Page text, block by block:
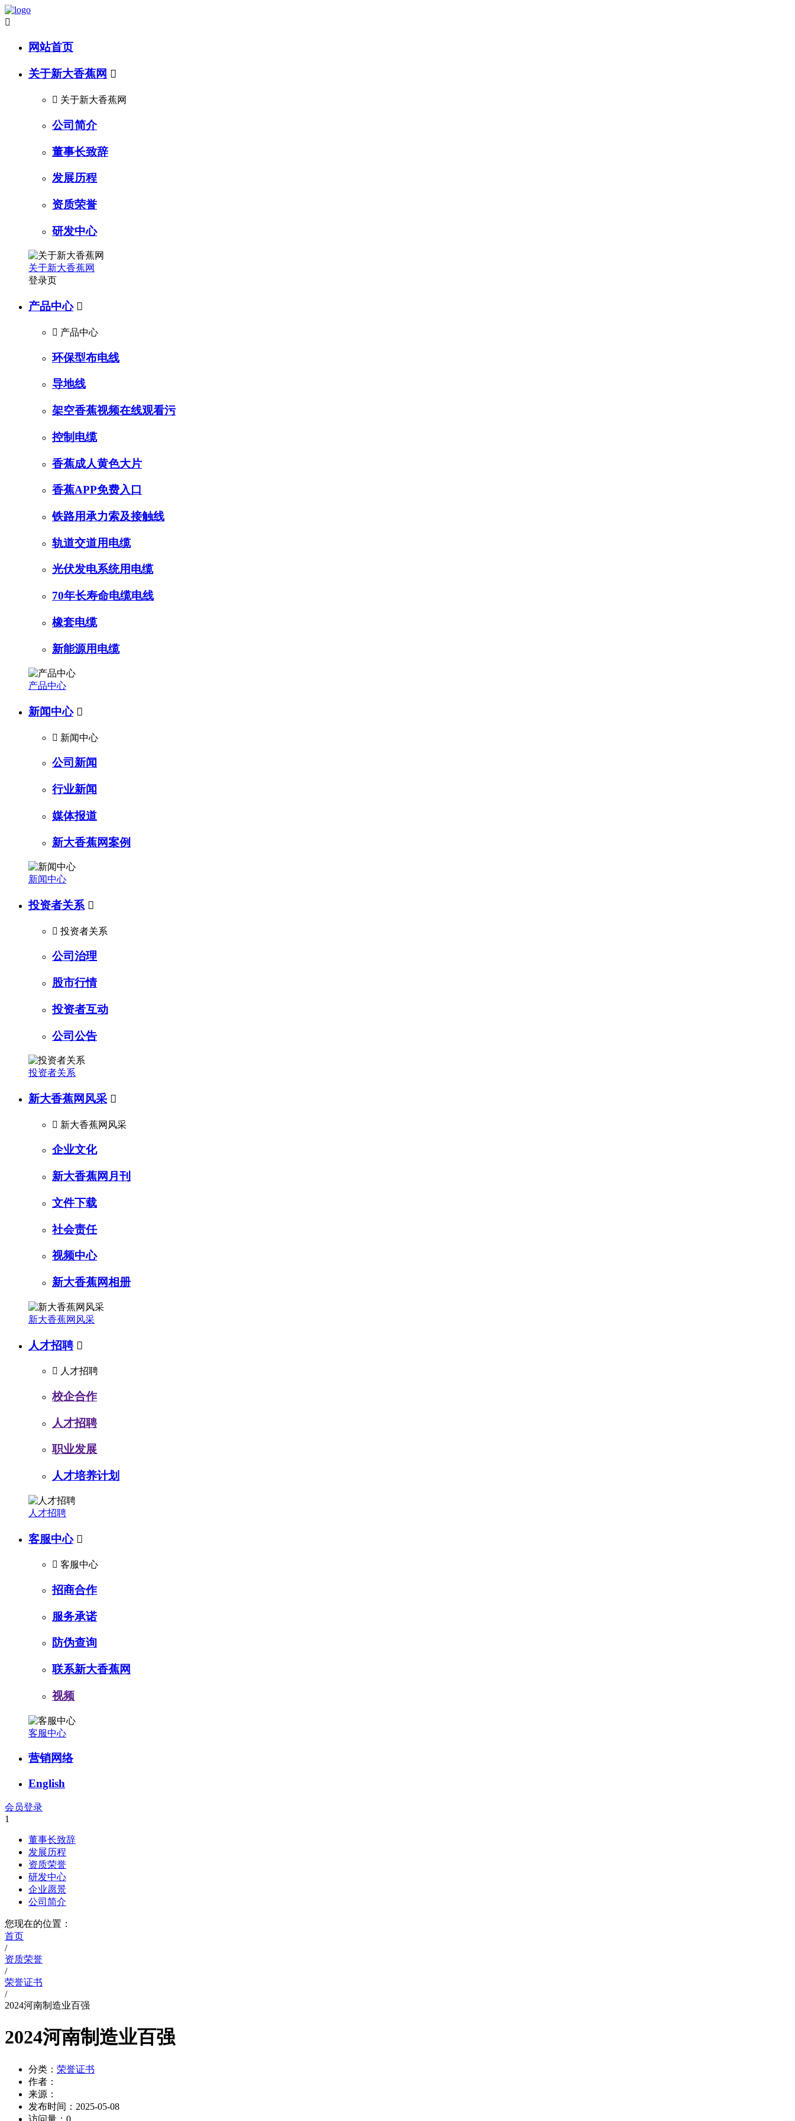

网站首页
关于新大香蕉网 
 关于新大香蕉网
公司简介
董事长致辞
发展历程
资质荣誉
研发中心
关于新大香蕉网
登录页
产品中心 
 产品中心
环保型布电线
导地线
架空香蕉视频在线观看污
控制电缆
香蕉成人黄色大片
香蕉APP免费入口
铁路用承力索及接触线
轨道交道用电缆
光伏发电系统用电缆
70年长寿命电缆电线
橡套电缆
新能源用电缆
产品中心
新闻中心 
 新闻中心
公司新闻
行业新闻
媒体报道
新大香蕉网案例
新闻中心
投资者关系 
 投资者关系
公司治理
股市行情
投资者互动
公司公告
投资者关系
新大香蕉网风采 
 新大香蕉网风采
企业文化
新大香蕉网月刊
文件下载
社会责任
视频中心
新大香蕉网相册
新大香蕉网风采
人才招聘 
 人才招聘
校企合作
人才招聘
职业发展
人才培养计划
人才招聘
客服中心 
 客服中心
招商合作
服务承诺
防伪查询
联系新大香蕉网
视频
客服中心
营销网络
English
会员登录
1
董事长致辞
发展历程
资质荣誉
研发中心
企业愿景
公司简介
您现在的位置：
首页
/
资质荣誉
/
荣誉证书
/
2024河南制造业百强
2024河南制造业百强
分类： 荣誉证书
作者：
来源：
发布时间： 2025-05-08
访问量： 0